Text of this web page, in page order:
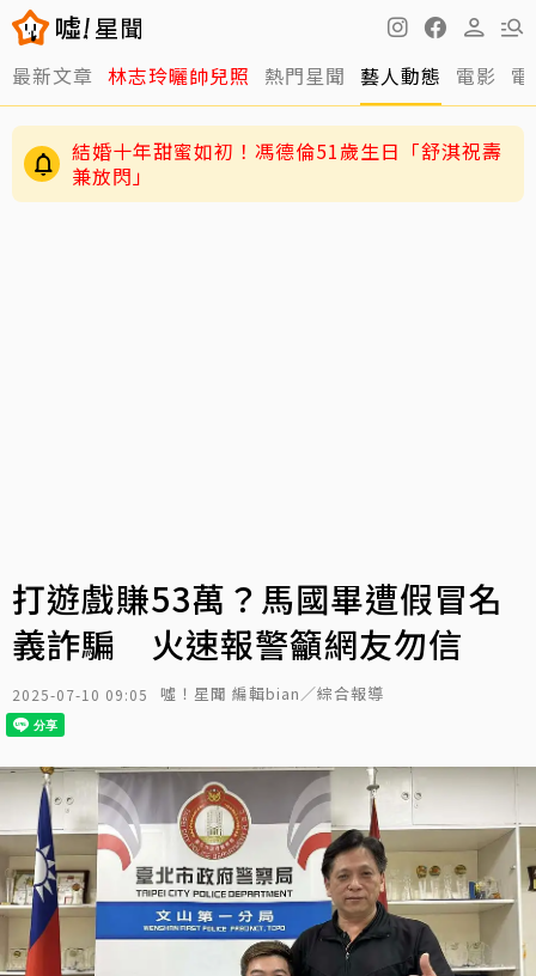
最新文章 林志玲曬帥兒照 熱門星聞 藝人動態 電影
結婚十年甜蜜如初！馮德倫51歲生日「舒淇祝壽
兼放閃」
打遊戲賺53萬？馬國畢遭假冒名
義詐騙 火速報警籲網友勿信
2025-07-10 09:05 噓！星聞 編輯bian／綜合報導